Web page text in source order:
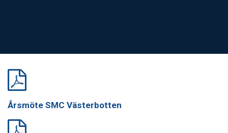
Årsmöte SMC Västerbotten